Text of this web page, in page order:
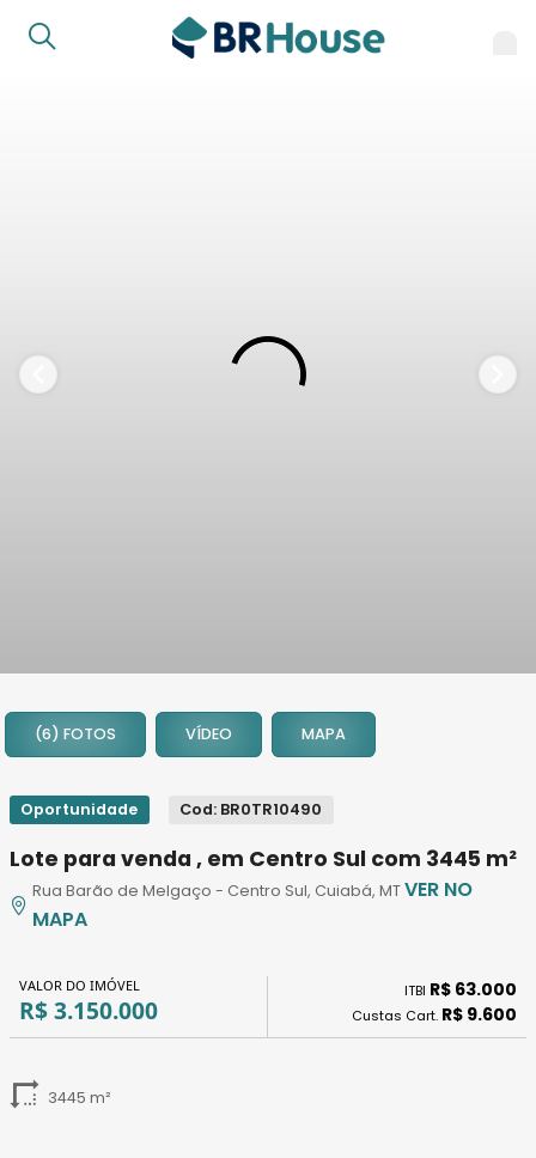
2
3
(6) FOTOS VÍDEO MAPA
Oportunidade Cod: BR0TR10490
Lote para venda , em Centro Sul com 3445 m²
Rua Barão de Melgaço - Centro Sul, Cuiabá, MTVER NO
MAPA
VALOR DO IMÓVEL
R$ 3.150.000
ITBI R$ 63.000
Custas Cart. R$ 9.600
3445 m²